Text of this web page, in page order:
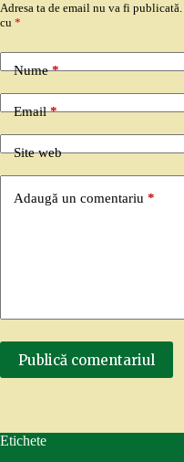
Adresa ta de email nu va fi publicată.
cu *
Nume*
Email*
Site web
Adaugă un comentariu *
Publică comentariul
Etichete